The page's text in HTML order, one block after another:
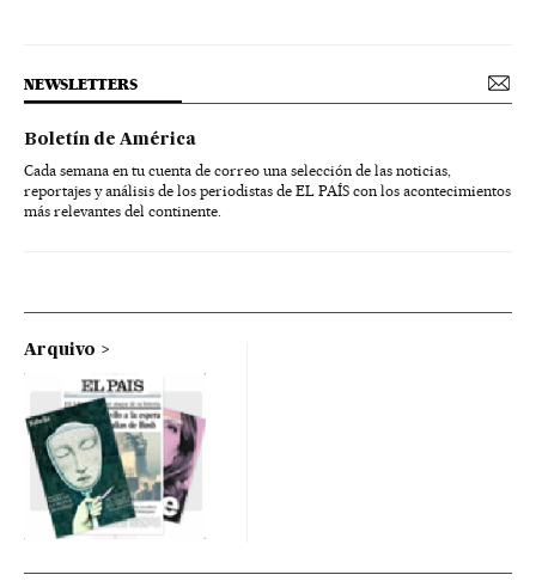
NEWSLETTERS
Boletín de América
Cada semana en tu cuenta de correo una selección de las noticias,
reportajes y análisis de los periodistas de EL PAÍS con los acontecimientos
más relevantes del continente.
Arquivo